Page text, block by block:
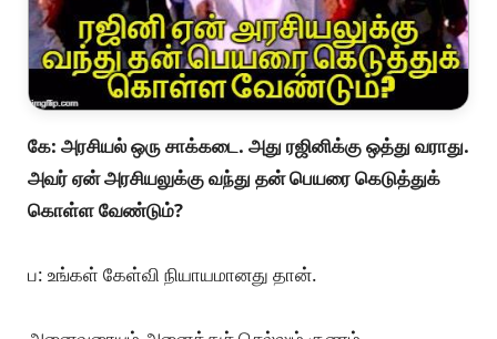
சமீப திரைப்படங்களில் அவர் அரசியல் வசனங்களை
முற்றிலும் தவிர்த்தே வந்து இருக்கிறார்.